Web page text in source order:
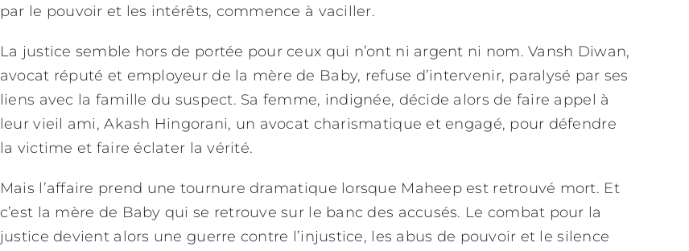
par le pouvoir et les intérêts, commence à vaciller.
La justice semble hors de portée pour ceux qui n’ont ni argent ni nom. Vansh Diwan,
avocat réputé et employeur de la mère de Baby, refuse d’intervenir, paralysé par ses
liens avec la famille du suspect. Sa femme, indignée, décide alors de faire appel à
leur vieil ami, Akash Hingorani, un avocat charismatique et engagé, pour défendre
la victime et faire éclater la vérité.
Mais l’affaire prend une tournure dramatique lorsque Maheep est retrouvé mort. Et
c’est la mère de Baby qui se retrouve sur le banc des accusés. Le combat pour la
justice devient alors une guerre contre l’injustice, les abus de pouvoir et le silence